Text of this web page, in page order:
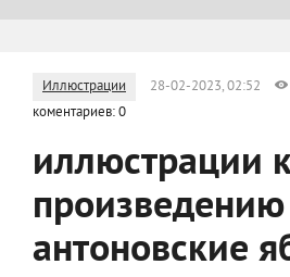
Иллюстрации 28-02-2023, 02:52
коментариев: 0
иллюстрации
антоновские